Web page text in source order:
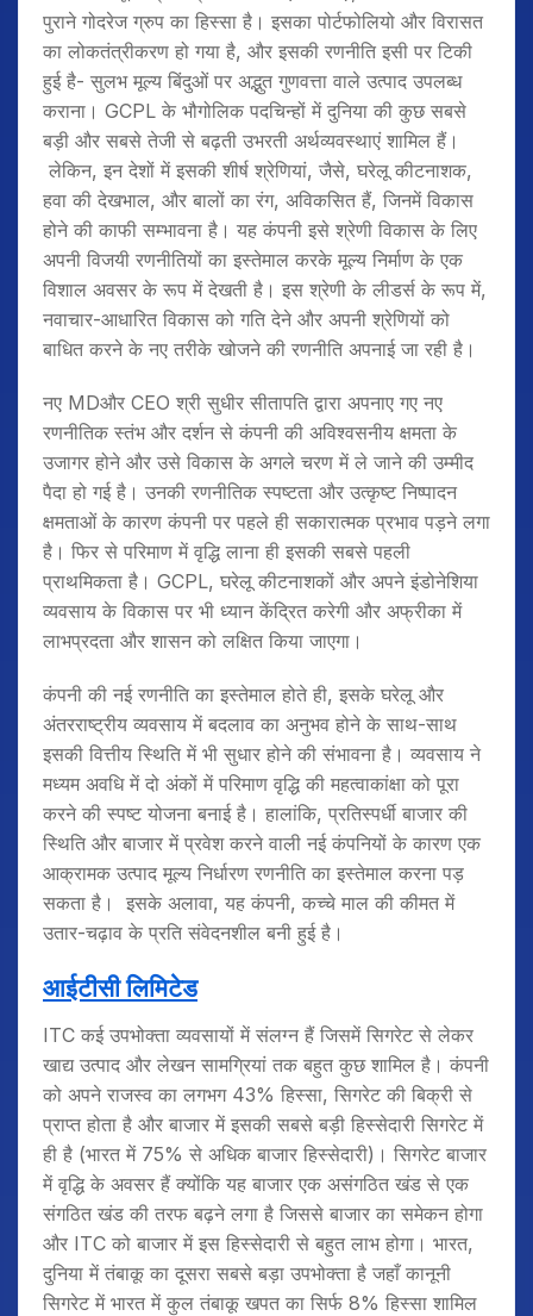
पुराने गोदरेज ग्रुप का हिस्सा है। इसका पोर्टफोलियो और विरासत
का लोकतंत्रीकरण हो गया है, और इसकी रणनीति इसी पर टिकी
हुई है- सुलभ मूल्य बिंदुओं पर अद्भुत गुणवत्ता वाले उत्पाद उपलब्ध
कराना। GCPL के भौगोलिक पदचिन्हों में दुनिया की कुछ सबसे
बड़ी और सबसे तेजी से बढ़ती उभरती अर्थव्यवस्थाएं शामिल हैं।
लेकिन, इन देशों में इसकी शीर्ष श्रेणियां, जैसे, घरेलू कीटनाशक,
हवा की देखभाल, और बालों का रंग, अविकसित हैं, जिनमें विकास
होने की काफी सम्भावना है। यह कंपनी इसे श्रेणी विकास के लिए
अपनी विजयी रणनीतियों का इस्तेमाल करके मूल्य निर्माण के एक
विशाल अवसर के रूप में देखती है। इस श्रेणी के लीडर्स के रूप में,
नवाचार-आधारित विकास को गति देने और अपनी श्रेणियों को
बाधित करने के नए तरीके खोजने की रणनीति अपनाई जा रही है।
नए MDऔर CEO श्री सुधीर सीतापति द्वारा अपनाए गए नए
रणनीतिक स्तंभ और दर्शन से कंपनी की अविश्वसनीय क्षमता के
उजागर होने और उसे विकास के अगले चरण में ले जाने की उम्मीद
पैदा हो गई है। उनकी रणनीतिक स्पष्टता और उत्कृष्ट निष्पादन
क्षमताओं के कारण कंपनी पर पहले ही सकारात्मक प्रभाव पड़ने लगा
है। फिर से परिमाण में वृद्धि लाना ही इसकी सबसे पहली
प्राथमिकता है। GCPL, घरेलू कीटनाशकों और अपने इंडोनेशिया
व्यवसाय के विकास पर भी ध्यान केंद्रित करेगी और अफ्रीका में
लाभप्रदता और शासन को लक्षित किया जाएगा।
कंपनी की नई रणनीति का इस्तेमाल होते ही, इसके घरेलू और
अंतरराष्ट्रीय व्यवसाय में बदलाव का अनुभव होने के साथ-साथ
इसकी वित्तीय स्थिति में भी सुधार होने की संभावना है। व्यवसाय ने
मध्यम अवधि में दो अंकों में परिमाण वृद्धि की महत्वाकांक्षा को पूरा
करने की स्पष्ट योजना बनाई है। हालांकि, प्रतिस्पर्धी बाजार की
स्थिति और बाजार में प्रवेश करने वाली नई कंपनियों के कारण एक
आक्रामक उत्पाद मूल्य निर्धारण रणनीति का इस्तेमाल करना पड़
सकता है। इसके अलावा, यह कंपनी, कच्चे माल की कीमत में
उतार-चढ़ाव के प्रति संवेदनशील बनी हुई है।
आईटीसीलिमिटेड
ITC कई उपभोक्ता व्यवसायों में संलग्न हैं जिसमें सिगरेट से लेकर
खाद्य उत्पाद और लेखन सामग्रियां तक बहुत कुछ शामिल है। कंपनी
को अपने राजस्व का लगभग 43% हिस्सा, सिगरेट की बिक्री से
प्राप्त होता है और बाजार में इसकी सबसे बड़ी हिस्सेदारी सिगरेट में
ही है (भारत में 75% से अधिक बाजार हिस्सेदारी)। सिगरेट बाजार
में वृद्धि के अवसर हैं क्योंकि यह बाजार एक असंगठित खंड से एक
संगठित खंड की तरफ बढ़ने लगा है जिससे बाजार का समेकन होगा
और ITC को बाजार में इस हिस्सेदारी से बहुत लाभ होगा। भारत,
दुनिया में तंबाकू का दूसरा सबसे बड़ा उपभोक्ता है जहाँ कानूनी
सिगरेट में भारत में कुल तंबाकू खपत का सिर्फ 8% हिस्सा शामिल